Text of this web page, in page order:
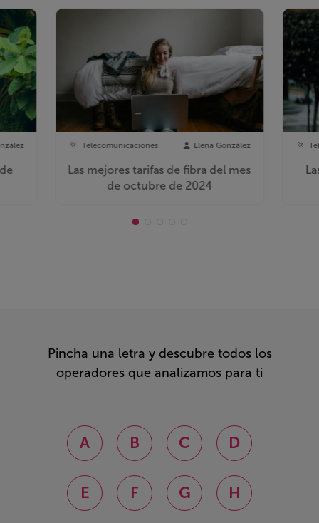
Telecomunicaciones Elena González
Las mejores tarifas de fibra del mes
de octubre de 2024
Pincha una letra y descubre todos los
operadores que analizamos para ti
A B C D
E F G H